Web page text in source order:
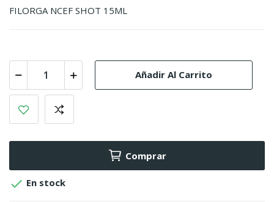
FILORGA NCEF SHOT 15ML
Añadir Al Carrito
Comprar
 En stock